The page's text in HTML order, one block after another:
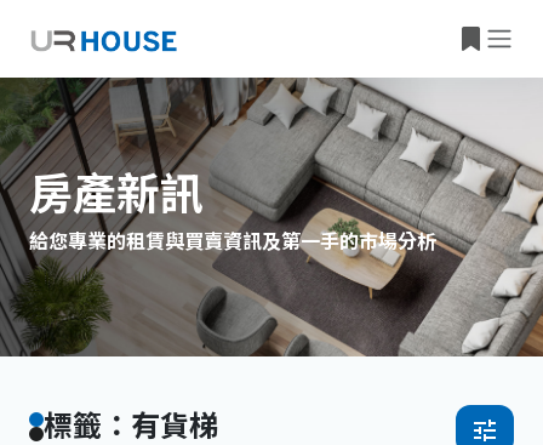
房產新訊
給您專業的租賃與買賣資訊及第一手的市場分析
標籤：有貨梯